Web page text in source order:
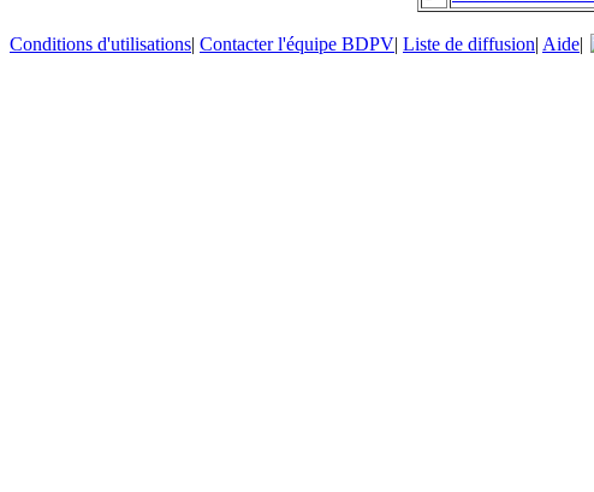
Conditions d'utilisations| Contacter l'équipe BDPV| Liste de diffusion| Aide|